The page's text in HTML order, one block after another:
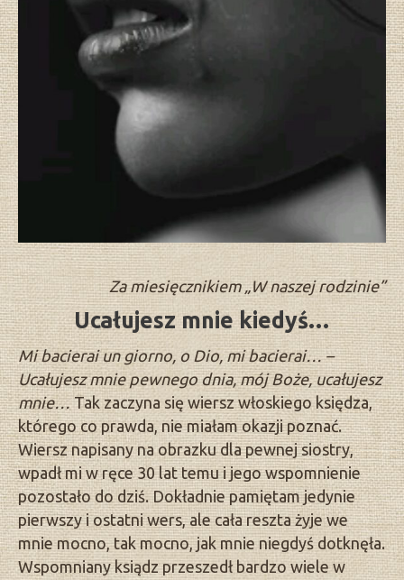
Za miesięcznikiem „W naszej rodzinie”
Ucałujesz mnie kiedyś…
Mi bacierai un giorno, o Dio, mi bacierai… –
Ucałujesz mnie pewnego dnia, mój Boże, ucałujesz
mnie…Tak zaczyna się wiersz włoskiego księdza,
którego co prawda, nie miałam okazji poznać.
Wiersz napisany na obrazku dla pewnej siostry,
wpadł mi w ręce 30 lat temu i jego wspomnienie
pozostało do dziś. Dokładnie pamiętam jedynie
pierwszy i ostatni wers, ale cała reszta żyje we
mnie mocno, tak mocno, jak mnie niegdyś dotknęła.
Wspomniany ksiądz przeszedł bardzo wiele w